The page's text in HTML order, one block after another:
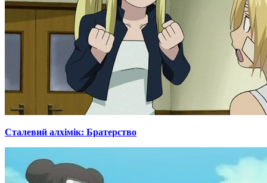
Сталевий алхімік: Братерство